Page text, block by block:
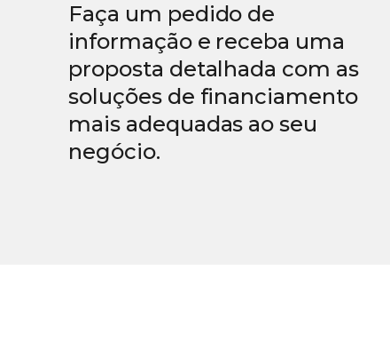
Faça um pedido de
informação e receba uma
proposta detalhada com as
soluções de financiamento
mais adequadas ao seu
negócio.